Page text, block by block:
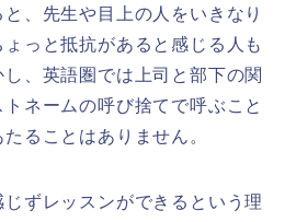
、先生や目上の人をいきなり
っと抵抗があると感じる人も
、英語圏では上司と部下の関
ネームの呼び捨てで呼ぶこと
ることはありません。
ずレッスンができるという理